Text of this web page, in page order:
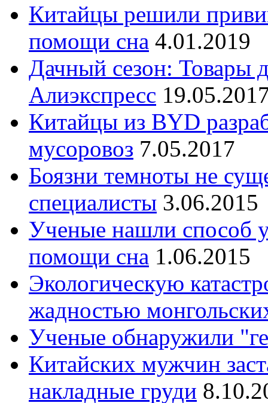
Китайцы решили
помощи сна 4.01.2019
Дачный сезон: Товары
Алиэкспресс
Китайцы из BYD
мусоровоз 7.05.2017
Боязни темноты не
специалисты 3.06.2015
Ученые нашли способ
помощи сна 1.06.2015
Экологическую
жадностью
Ученые обнаружили
Китайских мужчин
накладные груди